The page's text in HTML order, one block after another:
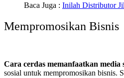
Baca Juga : Inilah Distributor
Mempromosikan Bisnis
Cara cerdas memanfaatkan media
sosial untuk mempromosikan bisnis.